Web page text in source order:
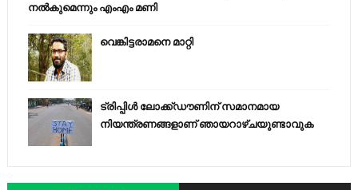
നല്‍കുമെന്നും എംഎം മണി
വെങ്കിട്ടരാമനെ മാറ്റി
ട്രിപ്പിള്‍ ലോക്ക്ഡൗണിന് സമാനമായ
നിയന്ത്രണങ്ങളാണ് ഞായറാഴ്ചയുണ്ടാവുക